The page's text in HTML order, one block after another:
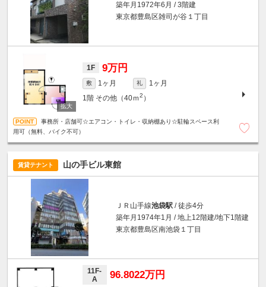
築年月1972年6月 / 3階建
東京都豊島区雑司が谷１丁目
1F 9万円
敷 1ヶ月 礼
1ヶ月
1階 その他（40ｍ2 ）
事務所・店舗可☆エアコン・トイレ・収納棚あり☆駐輪スペース利
用可（無料、バイク不可）
賃貸テナント 山の手ビル東館
ＪＲ山手線池袋駅 / 徒歩4分
築年月1974年1月 / 地上12階建/地下1階建
東京都豊島区南池袋１丁目
11F-
A
96.8022万円